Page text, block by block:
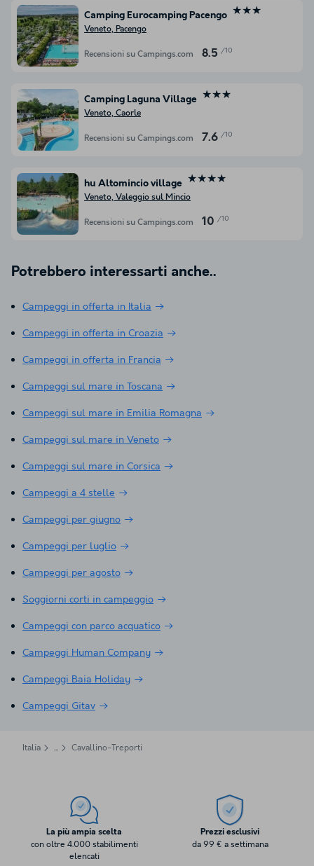
Camping Eurocamping Pacengo ★★★
Veneto, Pacengo
Recensioni su Campings.com 8.5 /10
Camping Laguna Village ★★★
Veneto, Caorle
Recensioni su Campings.com 7.6 /10
hu Altomincio village ★★★★
Veneto, Valeggio sul Mincio
Recensioni su Campings.com 10 /10
Potrebbero interessarti anche..
Campeggi in offerta in Italia
Campeggi in offerta in Croazia
Campeggi in offerta in Francia
Campeggi sul mare in Toscana
Campeggi sul mare in Emilia Romagna
Campeggi sul mare in Veneto
Campeggi sul mare in Corsica
Campeggi a 4 stelle
Campeggi per giugno
Campeggi per luglio
Campeggi per agosto
Soggiorni corti in campeggio
Campeggi con parco acquatico
Campeggi Human Company
Campeggi Baia Holiday
Campeggi Gitav
Italia Cavallino-Treporti
La più ampia scelta
con oltre 4.000 stabilimenti
elencati
Prezzi esclusivi
da 99 € a settimana